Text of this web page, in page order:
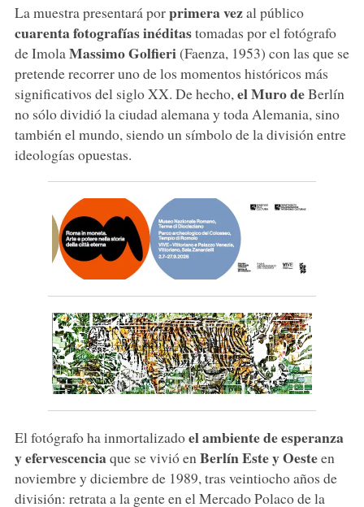
La muestra presentará porprimera vezal público
cuarenta fotografías inéditastomadas por el fotógrafo
de Imola Massimo Golfieri(Faenza, 1953) con las que se
pretende recorrer uno de los momentos históricos más
significativos del siglo XX. De hecho,el Muro deBerlín
no sólo dividió la ciudad alemana y toda Alemania, sino
también el mundo, siendo un símbolo de la división entre
ideologías opuestas.
El fotógrafo ha inmortalizadoel ambiente de esperanza
y efervescenciaque se vivió enBerlín Este y Oesteen
noviembre y diciembre de 1989, tras veintiocho años de
división: retrata a la gente en el Mercado Polaco de la